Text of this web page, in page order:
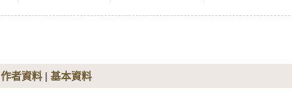
作者資料 | 基本資料